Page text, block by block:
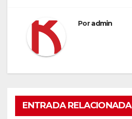
Poradmin
ENTRADA RELACIONADA